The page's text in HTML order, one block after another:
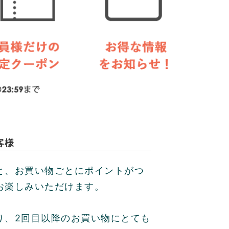
様
お買い物ごとにポイントがつ
しみいただけます。
2回目以降のお買い物にとても